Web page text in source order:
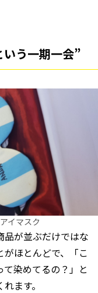
う一期一会”
イマスク
品が並ぶだけではな
ほとんどで、「こ
染めてるの？」と
ます。